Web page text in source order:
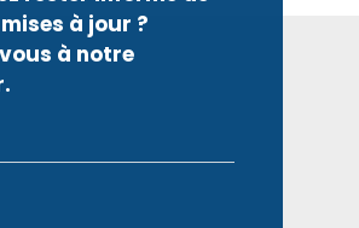
à jour ?
à notre